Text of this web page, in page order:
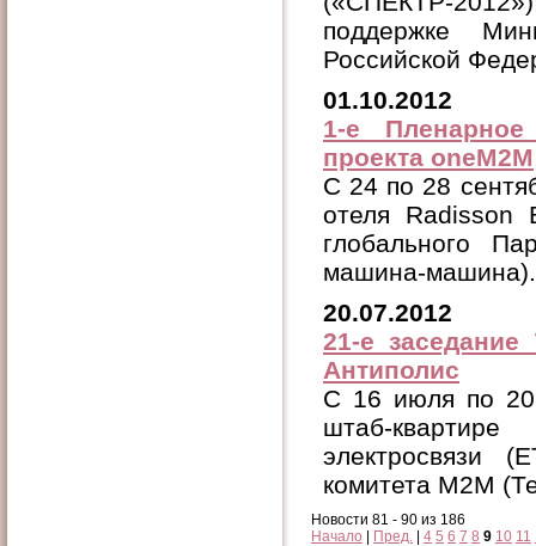
поддержке
Российской
01.10.2012
1-е Пленарное
проекта oneM2M
C 24 по 28
отеля Radisson
глобального
машина-машина).
20.07.2012
21-е
Антиполис
C 16 июля по
штаб-
электросвязи
комитета М2М
Новости 81 - 90 из 186
Начало
Пред. 4 5 6 7 8 9 10 11